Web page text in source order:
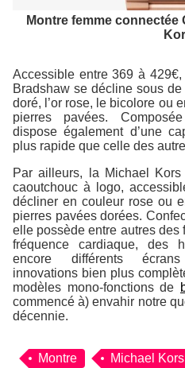
Montre femme connectée
Accessible entre 369 à
Bradshaw se décline sous
doré, l’or rose, le bicolore ou
pierres pavées.
dispose également d’une
plus rapide que celle des
Par ailleurs, la Michael
caoutchouc à logo,
décliner en couleur rose ou
pierres pavées dorées.
elle possède entre autres
fréquence cardiaque, des
encore différents
innovations bien plus
modèles mono-fonctions de
commencé à) envahir notre
décennie.
Montre Michael